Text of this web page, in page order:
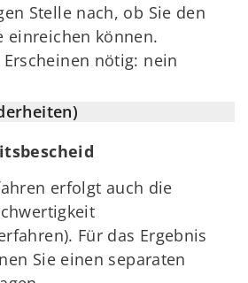
Stelle nach, ob Sie den
einreichen können.
nötig: nein
erfolgt auch die
Für das Ergebnis
Sie einen separaten